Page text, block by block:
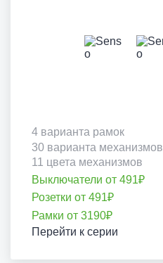
4 варианта рамок
30 варианта механизмов
11 цвета механизмов
Выключатели от 491₽
Розетки от 491₽
Рамки от 3190₽
Перейти к серии